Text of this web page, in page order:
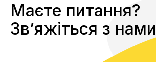
Маєте питання?
Звʼяжіться з нами